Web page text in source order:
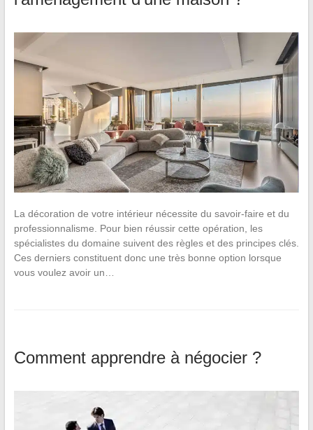
La décoration de votre intérieur nécessite du savoir-faire et du
professionnalisme. Pour bien réussir cette opération, les
spécialistes du domaine suivent des règles et des principes clés.
Ces derniers constituent donc une très bonne option lorsque
vous voulez avoir un…
Comment apprendre à négocier ?